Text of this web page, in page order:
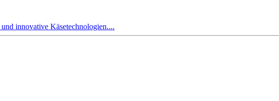
innovative Käsetechnologien....